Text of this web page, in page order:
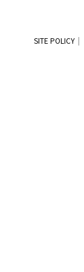
SITE POLICY